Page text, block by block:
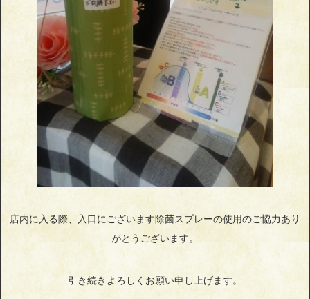
店内に入る際、入口にございます除菌スプレーの使用のご協力あり
がとうございます。
引き続きよろしくお願い申し上げます。